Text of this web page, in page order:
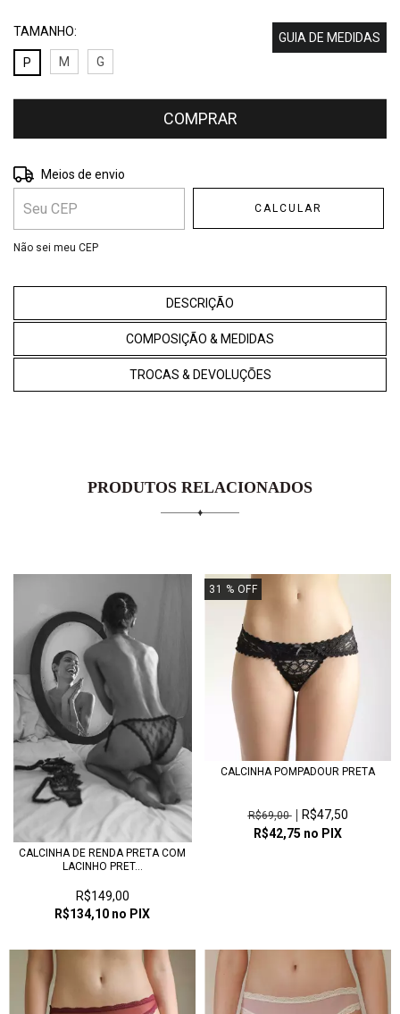
TAMANHO:
GUIA DE MEDIDAS
P
M G
Entregas para o CEP:
Meios de envio
CALCULAR
Não sei meu CEP
DESCRIÇÃO
COMPOSIÇÃO & MEDIDAS
TROCAS & DEVOLUÇÕES
PRODUTOS RELACIONADOS
CALCINHA DE RENDA PRETA COM
LACINHO PRET...
R$149,00
R$134,10 no PIX
31 % OFF
CALCINHA POMPADOUR PRETA
R$69,00
R$47,50
R$42,75 no PIX